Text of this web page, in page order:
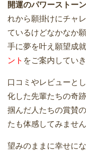
開運のパワーストー
れから願掛けにチャ
ているけどなかなか
手に夢を叶え願望成
ント をご案内していき
口コミやレビューと
化した先輩たちの奇
掴んだ人たちの賞賛
たも体感してみません
望みのままに幸せに